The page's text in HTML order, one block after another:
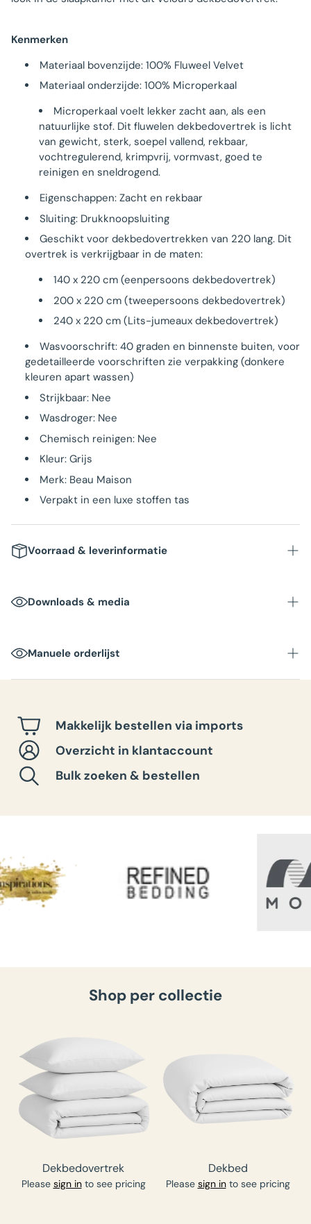
Kenmerken
Materiaal bovenzijde: 100% Fluweel Velvet
Materiaal onderzijde: 100% Microperkaal
Microperkaal voelt lekker zacht aan, als een
natuurlijke stof. Dit fluwelen dekbedovertrek is licht
van gewicht, sterk, soepel vallend, rekbaar,
vochtregulerend, krimpvrij, vormvast, goed te
reinigen en sneldrogend.
Eigenschappen: Zacht en rekbaar
Sluiting: Drukknoopsluiting
Geschikt voor dekbedovertrekken van 220 lang. Dit
overtrek is verkrijgbaar in de maten:
140 x 220 cm (eenpersoons dekbedovertrek)
200 x 220 cm (tweepersoons dekbedovertrek)
240 x 220 cm (Lits-jumeaux dekbedovertrek)
Wasvoorschrift: 40 graden en binnenste buiten, voor
gedetailleerde voorschriften zie verpakking (donkere
kleuren apart wassen)
Strijkbaar: Nee
Wasdroger: Nee
Chemisch reinigen: Nee
Kleur: Grijs
Merk: Beau Maison
Verpakt in een luxe stoffen tas
Voorraad & leverinformatie
Voorraad
: Op voorraad in NL magazijn
Afmetingen doos
Totaalgewicht per doos:
Downloads & media
Manuele orderlijst
Makkelijk bestellen via imports
Overzicht in klantaccount
Bulk zoeken & bestellen
Shop per collectie
Dekbedovertrek
Please sign into see pricing
Dekbed
Please sign into see pricing